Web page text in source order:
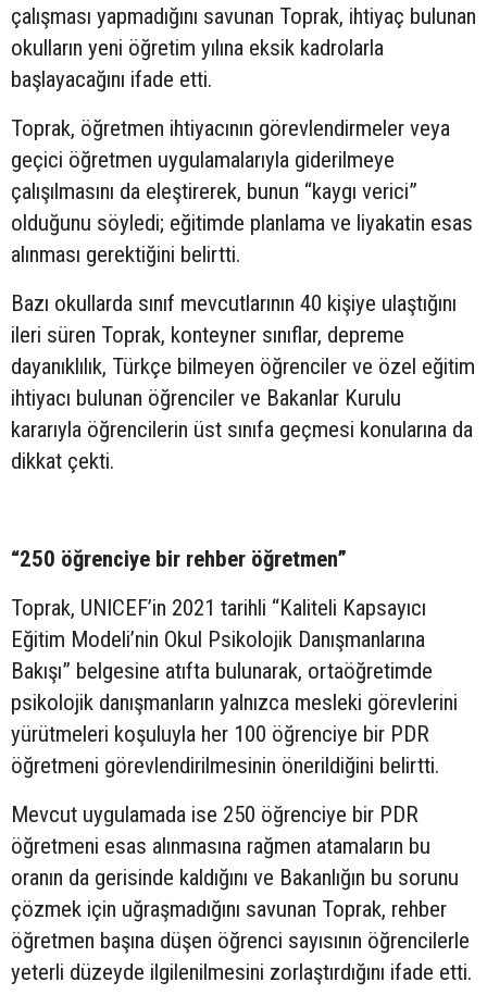
çalışması yapmadığını savunan Toprak, ihtiyaç bulunan
okulların yeni öğretim yılına eksik kadrolarla
başlayacağını ifade etti.
Toprak, öğretmen ihtiyacının görevlendirmeler veya
geçici öğretmen uygulamalarıyla giderilmeye
çalışılmasını da eleştirerek, bunun “kaygı verici”
olduğunu söyledi; eğitimde planlama ve liyakatin esas
alınması gerektiğini belirtti.
Bazı okullarda sınıf mevcutlarının 40 kişiye ulaştığını
ileri süren Toprak, konteyner sınıflar, depreme
dayanıklılık, Türkçe bilmeyen öğrenciler ve özel eğitim
ihtiyacı bulunan öğrenciler ve Bakanlar Kurulu
kararıyla öğrencilerin üst sınıfa geçmesi konularına da
dikkat çekti.
“250 öğrenciye bir rehber öğretmen”
Toprak, UNICEF’in 2021 tarihli “Kaliteli Kapsayıcı
Eğitim Modeli’nin Okul Psikolojik Danışmanlarına
Bakışı” belgesine atıfta bulunarak, ortaöğretimde
psikolojik danışmanların yalnızca mesleki görevlerini
yürütmeleri koşuluyla her 100 öğrenciye bir PDR
öğretmeni görevlendirilmesinin önerildiğini belirtti.
Mevcut uygulamada ise 250 öğrenciye bir PDR
öğretmeni esas alınmasına rağmen atamaların bu
oranın da gerisinde kaldığını ve Bakanlığın bu sorunu
çözmek için uğraşmadığını savunan Toprak, rehber
öğretmen başına düşen öğrenci sayısının öğrencilerle
yeterli düzeyde ilgilenilmesini zorlaştırdığını ifade etti.